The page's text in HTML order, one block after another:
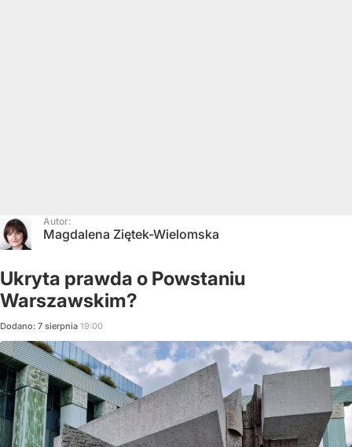
Autor:
Magdalena Ziętek-Wielomska
Ukryta prawda o Powstaniu
Warszawskim?
Dodano: 7 sierpnia 19:00